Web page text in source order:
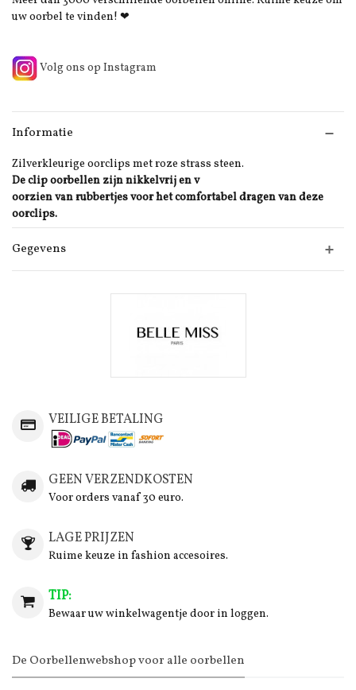
uw oorbel te vinden! ❤
Volg ons op Instagram
Informatie
Zilverkleurige oorclips met roze strass steen.
De clip oorbellen zijn nikkelvrij en v
oorzien van rubbertjes voor het comfortabel dragen van deze
oorclips.
Gegevens
VEILIGE BETALING
GEEN VERZENDKOSTEN
Voor orders vanaf 30 euro.
LAGE PRIJZEN
Ruime keuze in fashion accesoires.
TIP:
Bewaar uw winkelwagentje door in loggen.
De Oorbellenwebshop voor alle oorbellen